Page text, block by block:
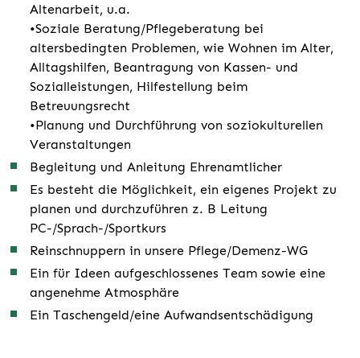
Altenarbeit, u.a.
•Soziale Beratung/Pflegeberatung bei
altersbedingten Problemen, wie Wohnen im Alter,
Alltagshilfen, Beantragung von Kassen- und
Sozialleistungen, Hilfestellung beim
Betreuungsrecht
•Planung und Durchführung von soziokulturellen
Veranstaltungen
Begleitung und Anleitung Ehrenamtlicher
Es besteht die Möglichkeit, ein eigenes Projekt zu
planen und durchzuführen z. B Leitung
PC-/Sprach-/Sportkurs
Reinschnuppern in unsere Pflege/Demenz-WG
Ein für Ideen aufgeschlossenes Team sowie eine
angenehme Atmosphäre
Ein Taschengeld/eine Aufwandsentschädigung